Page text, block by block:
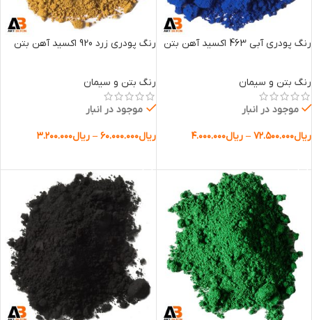
رنگ پودری آبی 463 اکسید آهن بتن
رنگ بتن و سیمان
موجود در انبار
ریال۷۲.۵۰۰.۰۰۰ – ریال۴.۰۰۰.۰۰۰
رنگ پودری زرد 920 اکسید آهن بتن
رنگ بتن و سیمان
موجود در انبار
ریال۶۰.۰۰۰.۰۰۰ – ریال۳.۲۰۰.۰۰۰